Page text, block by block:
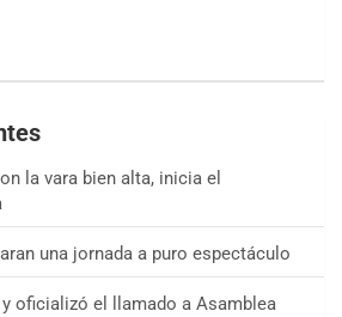
la vara bien alta, inicia el
una jornada a puro espectáculo
oficializó el llamado a Asamblea